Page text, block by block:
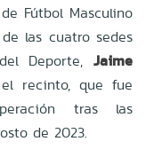
Fútbol Masculino
las cuatro sedes
Deporte, Jaime
recinto, que fue
tras las
de 2023.